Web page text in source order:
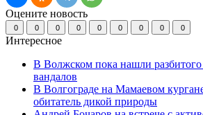
Оцените новость
0 0 0 0 0 0 0 0 0
Интересное
В Волжском пока нашли разбитого
вандалов
В Волгограде на Мамаевом
обитатель дикой природы